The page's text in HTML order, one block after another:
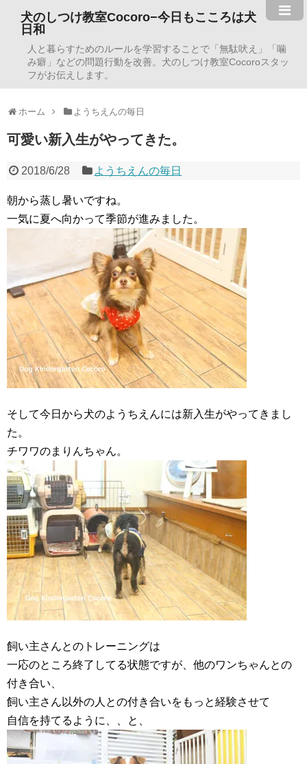
犬のしつけ教室Cocoro−今日もこころは犬
日和
人と暮らすためのルールを学習することで「無駄吠え」「噛
み癖」などの問題行動を改善。犬のしつけ教室Cocoroスタッ
フがお伝えします。
ホーム ようちえんの毎日
可愛い新入生がやってきた。
2018/6/28 ようちえんの毎日
朝から蒸し暑いですね。
一気に夏へ向かって季節が進みました。
そして今日から犬のようちえんには新入生がやってきまし
た。
チワワのまりんちゃん。
飼い主さんとのトレーニングは
一応のところ終了してる状態ですが、他のワンちゃんとの
付き合い、
飼い主さん以外の人との付き合いをもっと経験させて
自信を持てるように、、と、